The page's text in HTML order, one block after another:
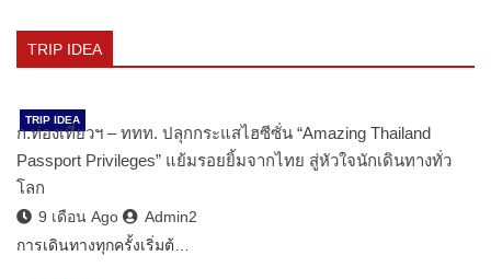
TRIP IDEA
TRIP IDEA
ก.ท่องเที่ยวฯ – ททท. ปลุกกระแสไฮซีซั่น “Amazing Thailand
Passport Privileges” แย้มรอยยิ้มจากไทย สู่หัวใจนักเดินทางทั่ว
โลก
9 เดือน Ago
Admin2
การเดินทางทุกครั้งเริ่มต้…